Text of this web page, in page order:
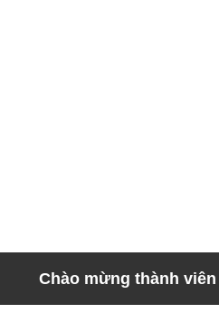
Chào mừng thành viên